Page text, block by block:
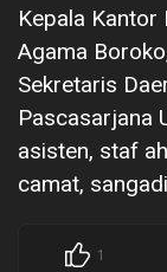
Kepala Kantor
Agama
Sekretaris
Pascasarjana
asisten, staf
camat,
1